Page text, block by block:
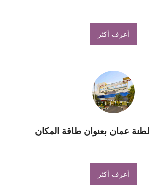
أعرف أكثر
عمان بعنوان طاقة المكان
أعرف أكثر